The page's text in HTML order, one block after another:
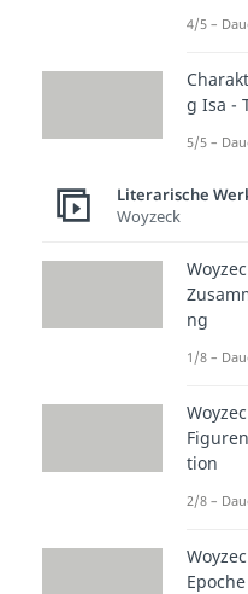
dass
Strafe
Kauf
nicht
ergibt
des
aus
4/5 –
g Isa -
5/5 –
Literarische
Woyzeck
ng
1/8 –
tion
2/8 –
Epoche